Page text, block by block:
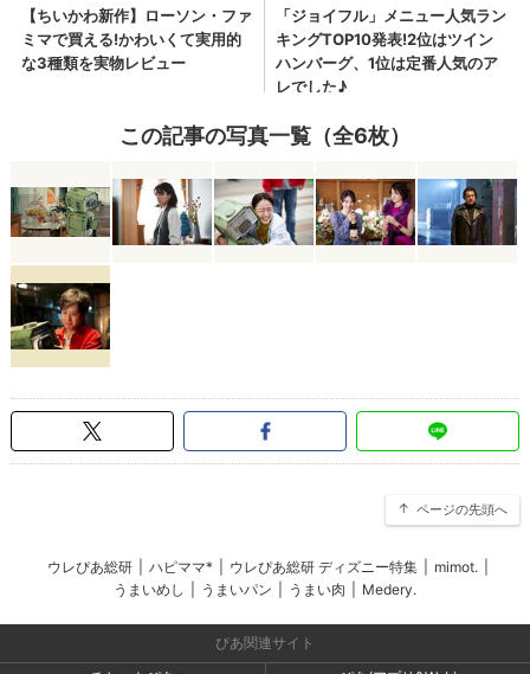
この記事の写真一覧（全6枚）
ページの先頭へ
ウレぴあ総研 ハピママ* ウレぴあ総研 ディズニー特集 mimot.
うまいめし
うまいパン うまい肉 Medery.
ぴあ関連サイト